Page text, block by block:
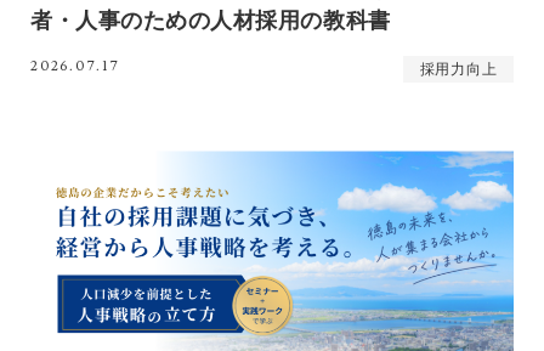
者・人事のための人材採用の教科書
2026.07.17 採用力向上